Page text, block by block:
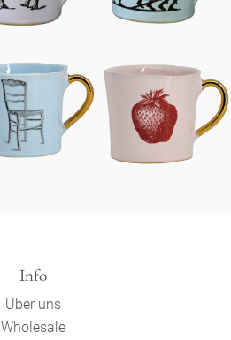
Info
Über uns
Wholesale